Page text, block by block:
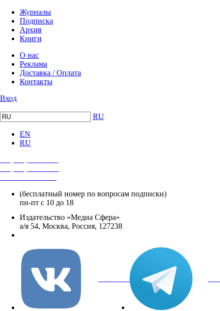
Журналы
Подписка
Архив
Книги
О нас
Реклама
Доставка / Оплата
Контакты
Вход
RU
EN
RU
(бесплатный номер по вопросам подписки)
пн-пт с 10 до 18
Издательство «Медиа Сфера»
а/я 54, Москва, Россия, 127238
вКонтакте